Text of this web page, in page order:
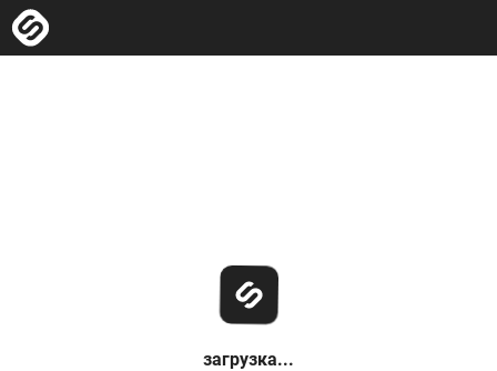
загрузка...